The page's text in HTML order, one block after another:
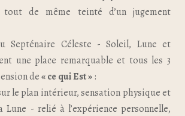
de même teinté d’un jugement
Septénaire Céleste - Soleil, Lune et
une place remarquable et tous les 3
de« ce qui Est » :
le plan intérieur, sensation physique et
- relié à l’expérience personnelle,